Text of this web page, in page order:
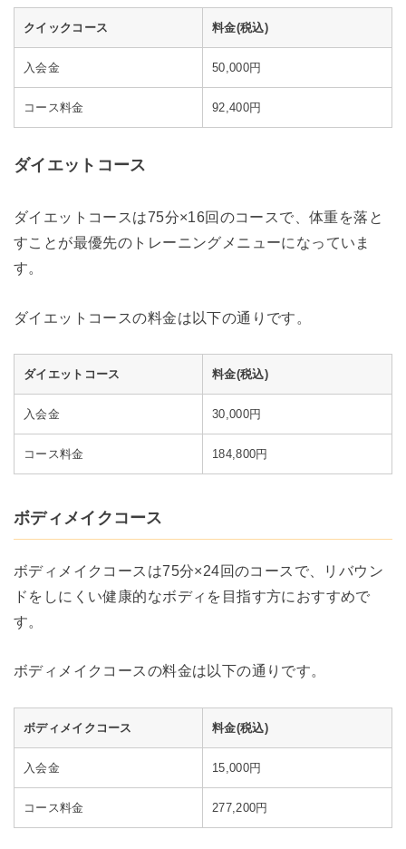
クイックコース 料金(税込)
入会金 50,000円
コース料金 92,400円
ダイエットコース
ダイエットコースは75分×16回のコースで、体重を落と
すことが最優先のトレーニングメニューになっていま
す。
ダイエットコースの料金は以下の通りです。
ダイエットコース 料金(税込)
入会金 30,000円
コース料金 184,800円
ボディメイクコース
ボディメイクコースは75分×24回のコースで、リバウン
ドをしにくい健康的なボディを目指す方におすすめで
す。
ボディメイクコースの料金は以下の通りです。
ボディメイクコース 料金(税込)
入会金 15,000円
コース料金 277,200円